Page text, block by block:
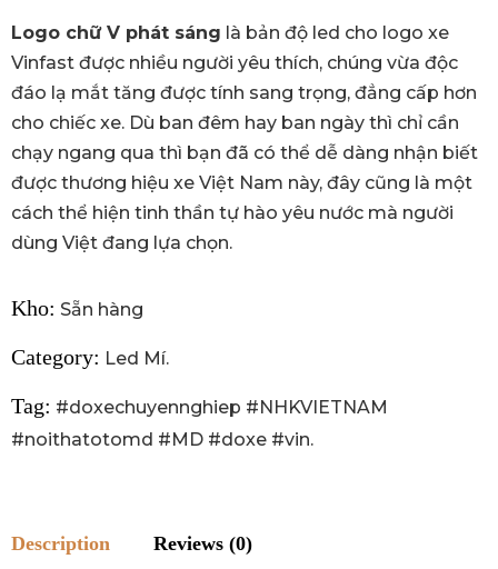
Logo chữ V phát sáng là bản độ led cho logo xe
Vinfast được nhiều người yêu thích, chúng vừa độc
đáo lạ mắt tăng được tính sang trọng, đẳng cấp hơn
cho chiếc xe. Dù ban đêm hay ban ngày thì chỉ cần
chạy ngang qua thì bạn đã có thể dễ dàng nhận biết
được thương hiệu xe Việt Nam này, đây cũng là một
cách thể hiện tinh thần tự hào yêu nước mà người
dùng Việt đang lựa chọn.
Kho: Sẵn hàng
Category: Led Mí.
Tag: #doxechuyennghiep #NHKVIETNAM
#noithatotomd #MD #doxe #vin.
Description Reviews (0)